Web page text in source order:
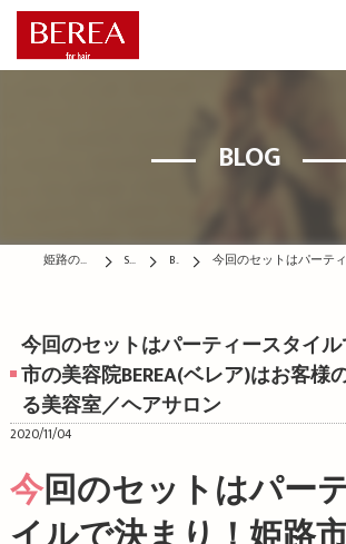
BLOG
姫路の美容院はBEREA STAFF BLOG 今回のセットはパーティースタイルで決まり！姫路市の美容
今回のセットはパーティースタイ
市の美容院BEREA(ベレア)はお客様
る美容室／ヘアサロン
2020/11/04
今回のセットはパーティースタ